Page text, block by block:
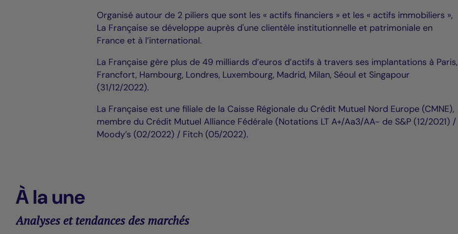
Organisé autour de 2 piliers que sont les « actifs financiers » et les « actifs immobiliers »,
La Française se développe auprès d'une clientèle institutionnelle et patrimoniale en
France et à l’international.
La Française gère plus de 49 milliards d’euros d’actifs à travers ses implantations à Paris,
Francfort, Hambourg, Londres, Luxembourg, Madrid, Milan, Séoul et Singapour
(31/12/2022).
La Française est une filiale de la Caisse Régionale du Crédit Mutuel Nord Europe (CMNE),
membre du Crédit Mutuel Alliance Fédérale (Notations LT A+/Aa3/AA- de S&P (12/2021) /
Moody’s (02/2022) / Fitch (05/2022).
À la une
Analyses et tendances des marchés